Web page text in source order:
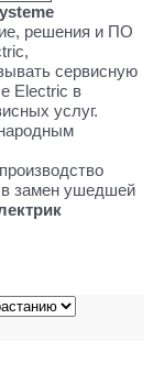
решения и ПО
сервисную
Electric в
услуг.
в замен ушедшей